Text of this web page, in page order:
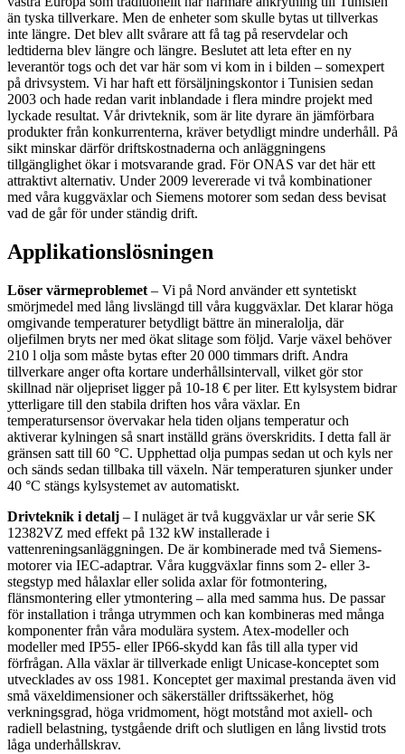
än tyska tillverkare. Men de enheter som skulle bytas ut tillverkas
inte längre. Det blev allt svårare att få tag på reservdelar och
ledtiderna blev längre och längre. Beslutet att leta efter en ny
leverantör togs och det var här som vi kom in i bilden – somexpert
på drivsystem. Vi har haft ett försäljningskontor i Tunisien sedan
2003 och hade redan varit inblandade i flera mindre projekt med
lyckade resultat. Vår drivteknik, som är lite dyrare än jämförbara
produkter från konkurrenterna, kräver betydligt mindre underhåll. På
sikt minskar därför driftskostnaderna och anläggningens
tillgänglighet ökar i motsvarande grad. För ONAS var det här ett
attraktivt alternativ. Under 2009 levererade vi två kombinationer
med våra kuggväxlar och Siemens motorer som sedan dess bevisat
vad de går för under ständig drift.
Applikationslösningen
Löser värmeproblemet – Vi på Nord använder ett syntetiskt
smörjmedel med lång livslängd till våra kuggväxlar. Det klarar höga
omgivande temperaturer betydligt bättre än mineralolja, där
oljefilmen bryts ner med ökat slitage som följd. Varje växel behöver
210 l olja som måste bytas efter 20 000 timmars drift. Andra
tillverkare anger ofta kortare underhållsintervall, vilket gör stor
skillnad när oljepriset ligger på 10-18 € per liter. Ett kylsystem bidrar
ytterligare till den stabila driften hos våra växlar. En
temperatursensor övervakar hela tiden oljans temperatur och
aktiverar kylningen så snart inställd gräns överskridits. I detta fall är
gränsen satt till 60 °C. Upphettad olja pumpas sedan ut och kyls ner
och sänds sedan tillbaka till växeln. När temperaturen sjunker under
40 °C stängs kylsystemet av automatiskt.
Drivteknik i detalj – I nuläget är två kuggväxlar ur vår serie SK
12382VZ med effekt på 132 kW installerade i
vattenreningsanläggningen. De är kombinerade med två Siemens-
motorer via IEC-adaptrar. Våra kuggväxlar finns som 2- eller 3-
stegstyp med hålaxlar eller solida axlar för fotmontering,
flänsmontering eller ytmontering – alla med samma hus. De passar
för installation i trånga utrymmen och kan kombineras med många
komponenter från våra modulära system. Atex-modeller och
modeller med IP55- eller IP66-skydd kan fås till alla typer vid
förfrågan. Alla växlar är tillverkade enligt Unicase-konceptet som
utvecklades av oss 1981. Konceptet ger maximal prestanda även vid
små växeldimensioner och säkerställer driftssäkerhet, hög
verkningsgrad, höga vridmoment, högt motstånd mot axiell- och
radiell belastning, tystgående drift och slutligen en lång livstid trots
låga underhållskrav.